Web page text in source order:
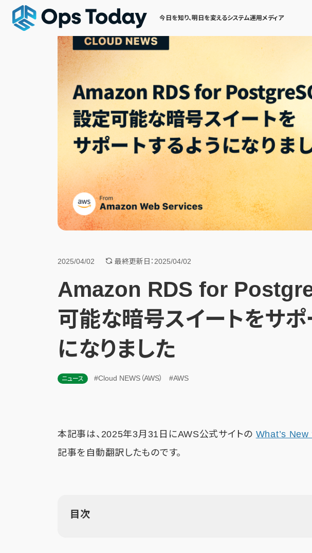
今日を知り、明日を変えるシステム運用メディア
2025/04/02 最終更新日：2025/04/02
Amazon RDS for
可能な暗号スイートをサポ
になりました
ニュース #Cloud NEWS（AWS） #AWS
本記事は、2025年3月31日にAWS公式サイトの What’s
記事を自動翻訳したものです。
目次